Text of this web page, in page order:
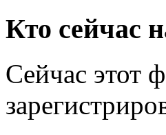
Кто сейчас
Сейчас этот